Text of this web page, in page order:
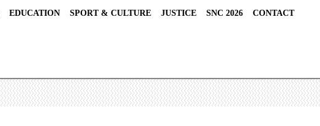
EDUCATION SPORT & CULTURE JUSTICE SNC 2026 CONTACT